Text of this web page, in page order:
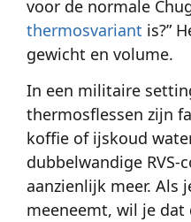
voor de normale
thermosvariant is?”
gewicht en volume.
In een militaire
thermosflessen zijn
koffie of ijskoud
dubbelwandige
aanzienlijk meer. Als
meeneemt, wil je